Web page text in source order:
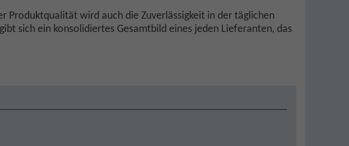
wird auch die Zuverlässigkeit in der täglichen
sich ein konsolidiertes Gesamtbild eines jeden Lieferanten, das